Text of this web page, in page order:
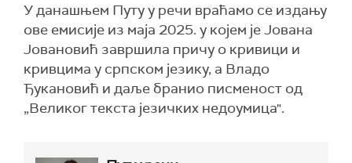
У данашњем Путу у речи враћамо се издању
ове емисије из маја 2025. у којем је Јована
Јовановић завршила причу о кривици и
кривцима у српском језику, а Владо
Ђукановић и даље бранио писменост од
„Великог текста језичких недоумица".